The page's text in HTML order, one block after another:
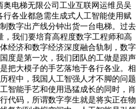
奥电梯无限公司工业互联网运维员吴
行各业都急需生成式人工智能使用赋
数字出产线分钟出货一台电梯。过去
，我们要培育高程度数字工程师和高
经济和数字经济深度融合轨制，数字
度是第一次，我们团队的工做是跟声
把大模子的手艺落地于各行各业。相
程中，我国人工智强人才不脚的问题
智能手艺和使用迅猛成长的同时，肖
代码，所谓数字孪生就是将实正在物